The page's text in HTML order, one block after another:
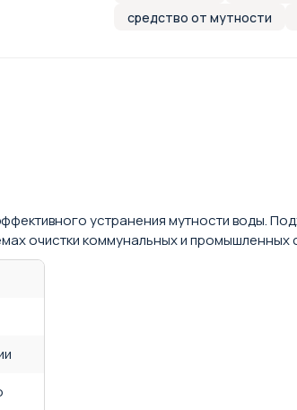
средство от мутности
устранения мутности воды.
очистки коммунальных и промышленных